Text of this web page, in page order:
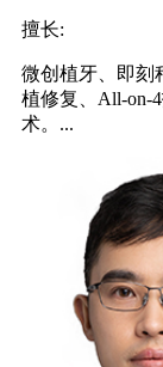
擅长:
微创植牙、即刻
植修复、All-on-
术。...